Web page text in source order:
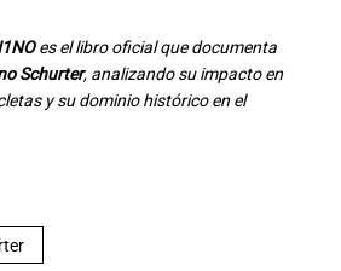
es el libro oficial que documenta
Schurter, analizando su impacto en
y su dominio histórico en el